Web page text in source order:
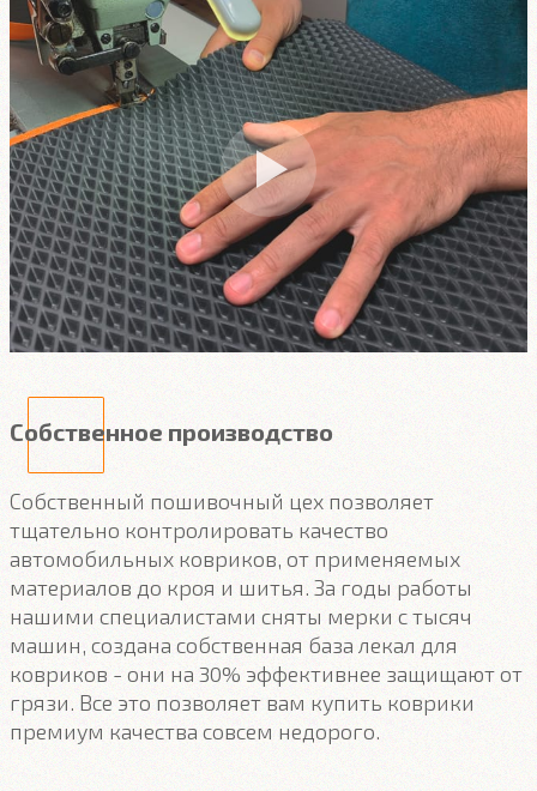
Собственное производство
Собственный пошивочный цех позволяет
тщательно контролировать качество
автомобильных ковриков, от применяемых
материалов до кроя и шитья. За годы работы
нашими специалистами сняты мерки с тысяч
машин, создана собственная база лекал для
ковриков - они на 30% эффективнее защищают от
грязи. Все это позволяет вам купить коврики
премиум качества совсем недорого.